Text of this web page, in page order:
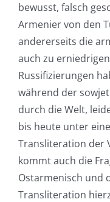
bewusst, falsch
Armenier von den
andererseits die
auch zu
Russifizierungen
während der
durch die Welt,
bis heute unter
Transliteration der
kommt auch die
Ostarmenisch und
Transliteration